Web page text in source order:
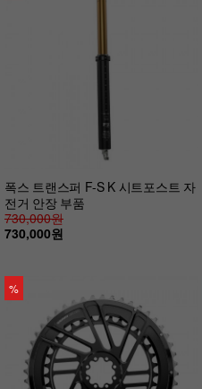
폭스 트랜스퍼 F-S K 시트포스트 자
전거 안장 부품
730,000원
730,000원
%